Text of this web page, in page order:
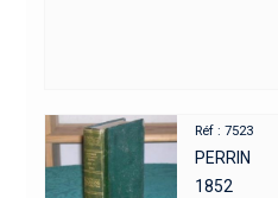
Réf : 7523
PERRIN
1852